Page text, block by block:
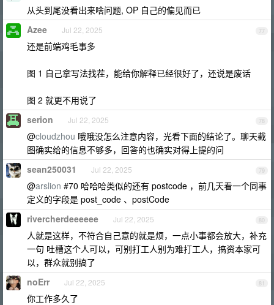
从头到尾没看出来啥问题, OP 自己的偏见而已
77
Azee Jul 22, 2025
还是前端鸡毛事多
图 1 自己拿写法找茬，能给你解释已经很好了，还说是废话
图 2 就更不用说了
78
serion Jul 22, 2025
@cloudzhou 哦哦没怎么注意内容，光看下面的结论了。聊天截
图确实给的信息不够多，回答的也确实对得上提的问
79
sean250031 Jul 22, 2025
@arslion #70 哈哈哈类似的还有 postcode ，前几天看一个同事
定义的字段是 post_code 、postCode
80
rivercherdeeeeee Jul 22, 2025
人就是这样，不符合自己意的就是烦，一点小事都会放大，补充
一句 吐槽这个人可以，可别打工人别为难打工人，搞资本家可
以，群众就别搞了
81
noErr Jul 22, 2025
你工作多久了